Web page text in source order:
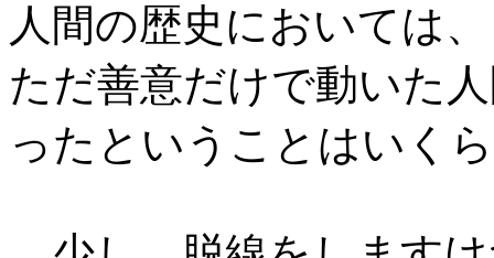
人間の歴史においては
ただ善意だけで動いた
ったということはいく